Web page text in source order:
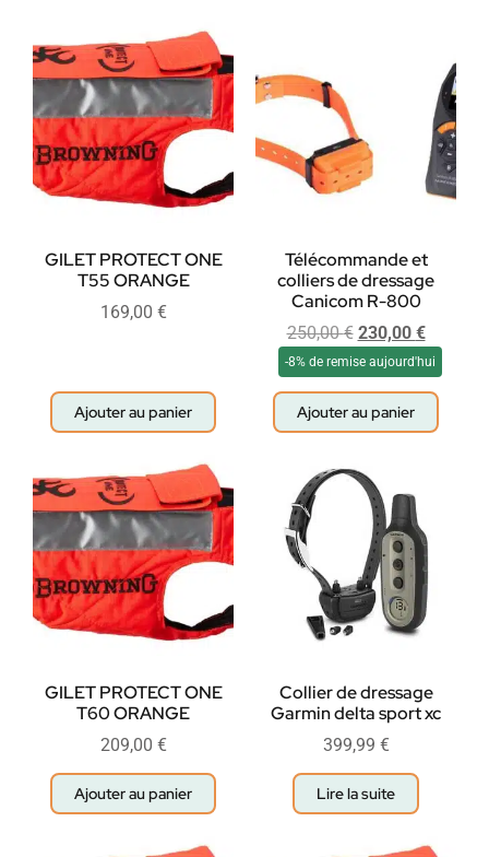
GILET PROTECT ONE
T55 ORANGE
169,00 €
Ajouter au panier
Télécommande et
colliers de dressage
Canicom R-800
250,00€ 230,00 €
-8% de remise aujourd'hui
Ajouter au panier
GILET PROTECT ONE
T60 ORANGE
209,00 €
Ajouter au panier
Collier de dressage
Garmin delta sport xc
399,99 €
Lire la suite